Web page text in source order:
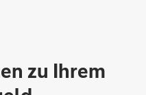
zu Ihrem